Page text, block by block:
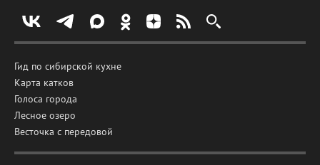
Гид по сибирской кухне
Карта катков
Голоса города
Лесное озеро
Весточка с передовой